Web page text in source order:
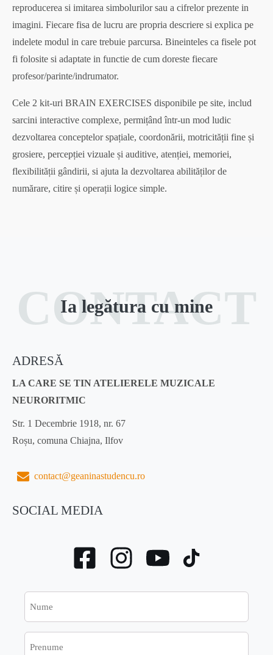
reproducerea si imitarea simbolurilor sau a cifrelor prezente in
imagini. Fiecare fisa de lucru are propria descriere si explica pe
indelete modul in care trebuie parcursa. Bineinteles ca fisele pot
fi folosite si adaptate in functie de cum doreste fiecare
profesor/parinte/indrumator.
Cele 2 kit-uri BRAIN EXERCISES disponibile pe site, includ
sarcini interactive complexe, permițând într-un mod ludic
dezvoltarea conceptelor spațiale, coordonării, motricității fine și
grosiere, percepției vizuale și auditive, atenției, memoriei,
flexibilității gândirii, si ajuta la dezvoltarea abilităților de
numărare, citire și operații logice simple.
CONTACT
Ia legătura cu mine
ADRESĂ
LA CARE SE TIN ATELIERELE MUZICALE
NEURORITMIC
Str. 1 Decembrie 1918, nr. 67
Roșu, comuna Chiajna, Ilfov
contact@geaninastudencu.ro
SOCIAL MEDIA